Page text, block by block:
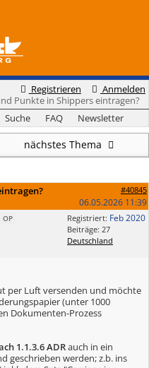
Registrieren Anmelden
Punkte in Shippers eintragen?
Suche FAQ Newsletter
nächstes Thema
#40845
06.05.2026 11:39
Registriert: Feb 2020
Beiträge: 27
Deutschland
OP
per Luft versenden und möchte
(unter 1000
Dokumenten-Prozess
1.1.3.6 ADRauch in ein
geschrieben werden; z.b. ins